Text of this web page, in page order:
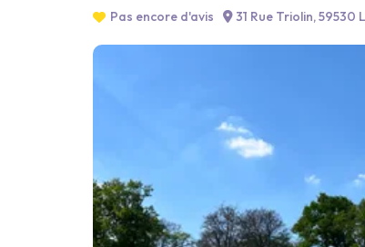
Pas encore d'avis 31 Rue Triolin, 59530